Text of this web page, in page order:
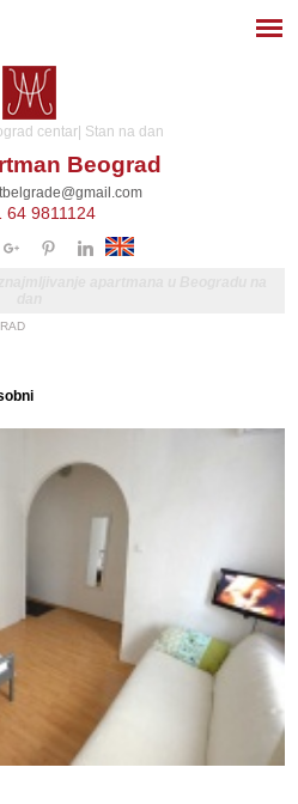
centar| Stan na dan
Beograd
64 9811124